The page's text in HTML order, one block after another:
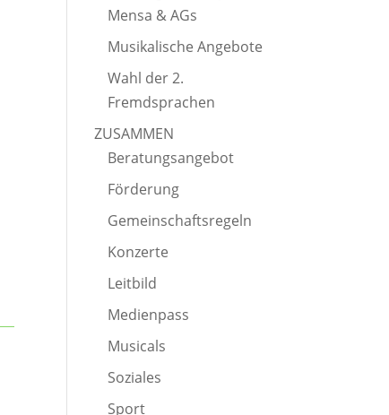
Mensa & AGs
Musikalische Angebote
Wahl der 2.
Fremdsprachen
ZUSAMMEN
Beratungsangebot
Förderung
Gemeinschaftsregeln
Konzerte
Leitbild
Medienpass
Musicals
Soziales
Sport